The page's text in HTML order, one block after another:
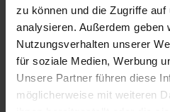
zu können und die Zugriffe
analysieren. Außerdem geben
Nutzungsverhalten unserer
für soziale Medien, Werbung
Unsere Partner führen diese
möglicherweise mit weiteren
MERKZETTEL
Kontakt